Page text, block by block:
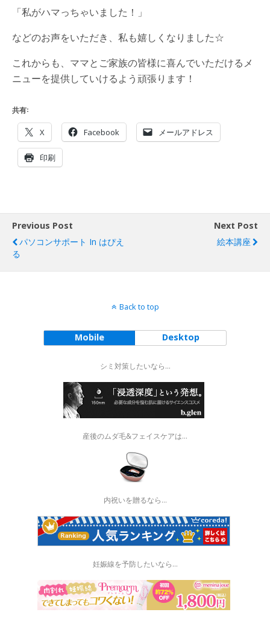
「私がハマっちゃいました！」
などのお声をいただき、私も嬉しくなりました☆
これからも、ママとご家族の皆様に喜んでいただけるメ
ニューを提供していけるよう頑張ります！
共有:
X Facebook メールアドレス
印刷
Previous Post
パソコンサポート In はぴえ
る
Next Post
絵本講座
Back to top
Mobile Desktop
シミ対策したいなら...
産後のムダ毛&フェイスケアは...
内祝いを贈るなら…
妊娠線を予防したいなら...